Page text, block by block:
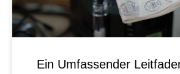
Ein Umfassender